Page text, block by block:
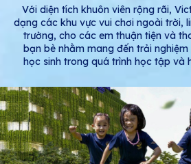
Với diện tích khuôn viên rộng rãi,
dạng các khu vực vui chơi ngoài trời,
trường, cho các em thuận tiện và
bạn bè nhằm mang đến trải
học sinh trong quá trình học tập và